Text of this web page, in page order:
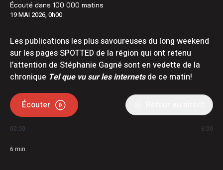
Écouté dans 100 000 matins
19 MAI 2026, 0h00
Les publications les plus savoureuses du long weekend
sur les pages SPOTTED de la région qui ont retenu
l’attention de Stéphanie Gagné sont en vedette de la
chronique Tel que vu sur les internetsde ce matin!
Écouter
00:00 6:00
6 min